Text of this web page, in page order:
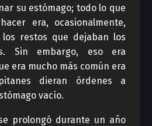
su estómago; todo lo que
era, ocasionalmente,
restos que dejaban los
Sin embargo, eso era
era mucho más común era
dieran órdenes a
vacío.
prolongó durante un año